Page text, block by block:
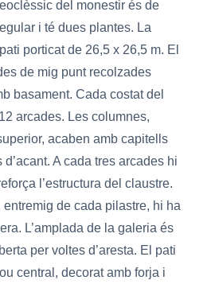
del monestir és de
i té dues plantes. La
porticat de 26,5 x 26,5 m. El
de mig punt recolzades
basament. Cada costat del
arcades. Les columnes,
acaben amb capitells
A cada tres arcades hi
l’estructura del claustre.
de cada pilastre, hi ha
L’amplada de la galeria és
per voltes d’aresta. El pati
central, decorat amb forja i